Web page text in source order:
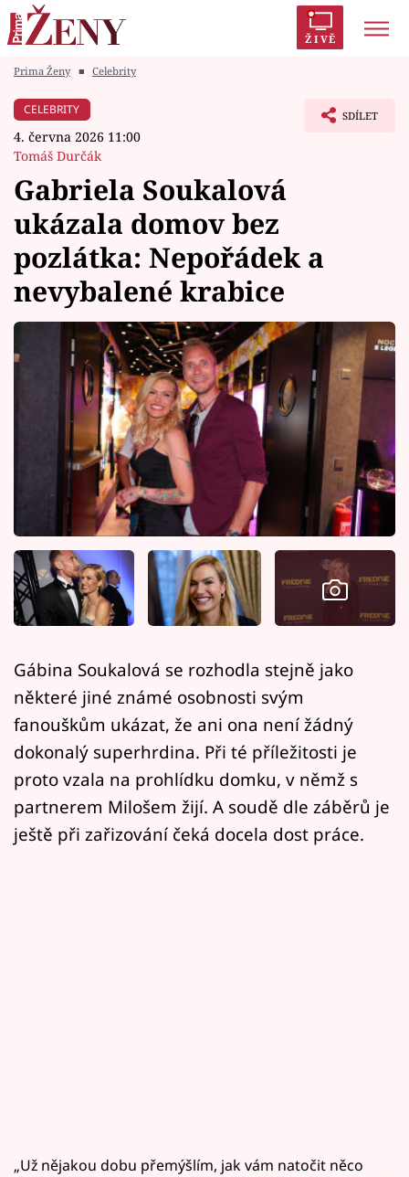
ŽIVĚ
Módní alarm
Témata
Celebrity
Vztahy
Seriály
Horoskopy
Sledujte prima+
Filmový festival Karlovy Vary
Pořady
Mámy sobě
Sledujte nás
Prima Ženy ■ Celebrity
CELEBRITY
4. června 2026 11:00
Tomáš Durčák
SDÍLET
Gabriela Soukalová
ukázala domov bez
pozlátka: Nepořádek a
nevybalené krabice
Gábina Soukalová se rozhodla stejně jako
některé jiné známé osobnosti svým
fanouškům ukázat, že ani ona není žádný
dokonalý superhrdina. Při té příležitosti je
proto vzala na prohlídku domku, v němž s
partnerem Milošem žijí. A soudě dle záběrů je
ještě při zařizování čeká docela dost práce.
„Už nějakou dobu přemýšlím, jak vám natočit něco